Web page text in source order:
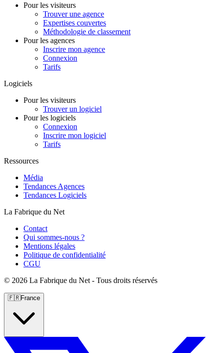
Pour les visiteurs
Trouver une agence
Expertises couvertes
Méthodologie de classement
Pour les agences
Inscrire mon agence
Connexion
Tarifs
Logiciels
Pour les visiteurs
Trouver un logiciel
Pour les logiciels
Connexion
Inscrire mon logiciel
Tarifs
Ressources
Média
Tendances Agences
Tendances Logiciels
La Fabrique du Net
Contact
Qui sommes-nous ?
Mentions légales
Politique de confidentialité
CGU
© 2026 La Fabrique du Net - Tous droits réservés
🇫🇷France